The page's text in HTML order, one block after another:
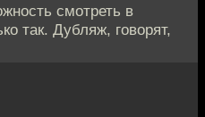
смотреть в
так. Дубляж, говорят,